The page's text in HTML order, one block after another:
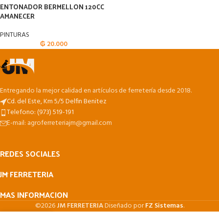
ENTONADOR BERMELLON 120CC
AMANECER
PINTURAS
₲ 20.000
Entregando la mejor calidad en artículos de ferretería desde 2018.
Cd. del Este, Km 5/5 Delfin Benitez
Telefono: (973) 519-191
E-mail: agroferreteriajm@gmail.com
REDES SOCIALES
JM FERRETERIA
MAS INFORMACION
©2026JM FERRETERIADiseñado porFZ Sistemas.